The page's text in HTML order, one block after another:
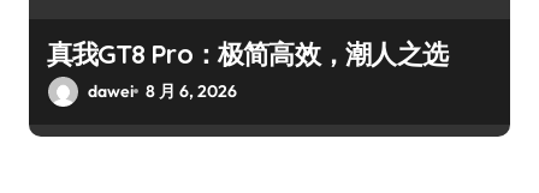
真我GT8 Pro：极简高效，潮人之选
dawei 8 月 6, 2026